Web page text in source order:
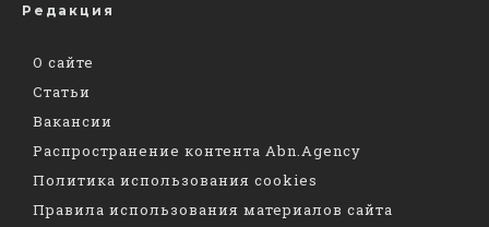
Редакция
О сайте
Статьи
Вакансии
Распространение контента Abn.Agency
Политика использования cookies
Правила использования материалов сайта